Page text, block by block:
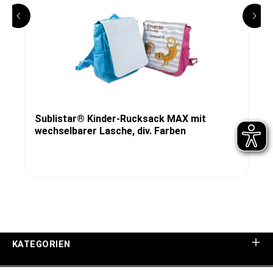
Sublistar® Kinder-Rucksack MAX mit
wechselbarer Lasche, div. Farben
KATEGORIEN